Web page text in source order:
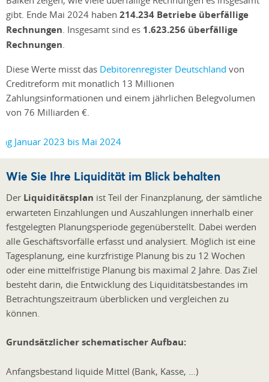
gibt. Ende Mai 2024 haben 214.234 Betriebe überfällige
Rechnungen. Insgesamt sind es 1.623.256 überfällige
Rechnungen.
Diese Werte misst das Debitorenregister Deutschland von
Creditreform mit monatlich 13 Millionen
Zahlungsinformationen und einem jährlichen Belegvolumen
von 76 Milliarden €.
Wie Sie Ihre Liquidität im Blick behalten
Der Liquiditätsplan ist Teil der Finanzplanung, der sämtliche
erwarteten Einzahlungen und Auszahlungen innerhalb einer
festgelegten Planungsperiode gegenüberstellt. Dabei werden
alle Geschäftsvorfälle erfasst und analysiert. Möglich ist eine
Tagesplanung, eine kurzfristige Planung bis zu 12 Wochen
oder eine mittelfristige Planung bis maximal 2 Jahre. Das Ziel
besteht darin, die Entwicklung des Liquiditätsbestandes im
Betrachtungszeitraum überblicken und vergleichen zu
können.
Grundsätzlicher schematischer Aufbau:
Anfangsbestand liquide Mittel (Bank, Kasse, …)